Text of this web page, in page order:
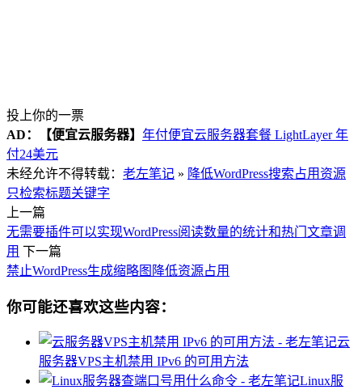
投上你的一票
AD：
【便宜云服务器】 年付便宜云服务器套餐 LightLayer 年
付24美元
未经允许不得转载： 老左笔记 » 降低WordPress搜索占用资源
只检索标题关键字
上一篇
无需要插件可以实现WordPress阅读数量的统计和热门文章调
用 下一篇
禁止WordPress生成缩略图降低资源占用
你可能还喜欢这些内容：
云
服务器VPS主机禁用 IPv6 的可用方法
Linux服